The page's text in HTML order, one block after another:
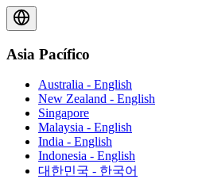
Asia Pacífico
Australia - English
New Zealand - English
Singapore
Malaysia - English
India - English
Indonesia - English
대한민국 - 한국어